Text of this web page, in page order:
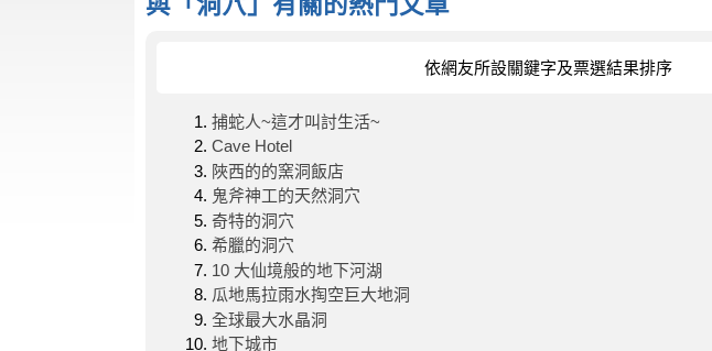
依網友所設關鍵字及票選結果排序
捕蛇人~這才叫討生活~
Cave Hotel
陜西的的窯洞飯店
鬼斧神工的天然洞穴
奇特的洞穴
希臘的洞穴
10 大仙境般的地下河湖
瓜地馬拉雨水掏空巨大地洞
全球最大水晶洞
地下城市